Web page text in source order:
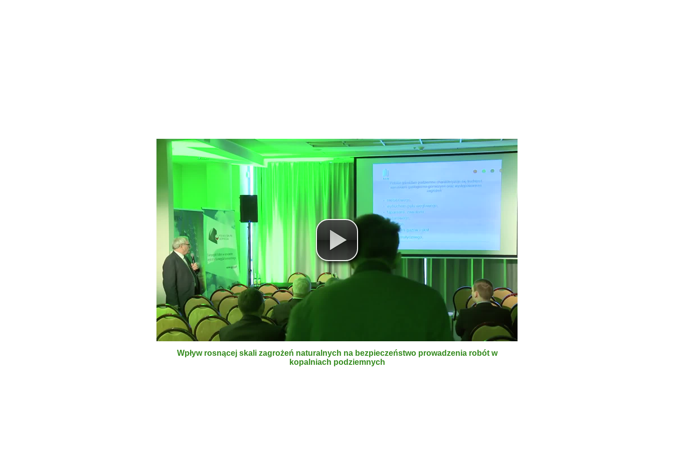
Wpływ rosnącej skali zagrożeń naturalnych na bezpieczeństwo prowadzenia robót w
kopalniach podziemnych